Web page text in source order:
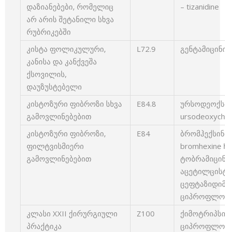
დაზიანებები, რომელიც
არ არის შეტანილი სხვა
რუბრიკებში
– tizanidine
კისტა ფოლიკულური,
კანისა და კანქვეშა
ქსოვილის,
დაუზუსტებელი
L72.9
კისტოზური ფიბროზი სხვა
გამოვლინებებით
E84.8
კისტოზური ფიბროზი,
ფილტვისმიერი
გამოვლინებებით
E84
bromhexine
კლასი XXII ქირურგიული
პრაქტიკა
Z100